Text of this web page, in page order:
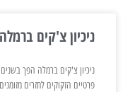
ניכיון צ'קים ברמלה
ניכיון צ'קים ברמלה הפך
פרטיים הזקוקים לתזרים